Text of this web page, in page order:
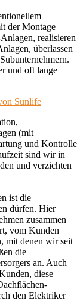
der Montage
realisieren
überlassen
und oft lange
Sunlife
(mit
und Kontrolle
sind wir in
und verzichten
ist die
dürfen. Hier
zusammen
vom Kunden
mit denen wir seit
die
an. Auch
diese
den Elektriker